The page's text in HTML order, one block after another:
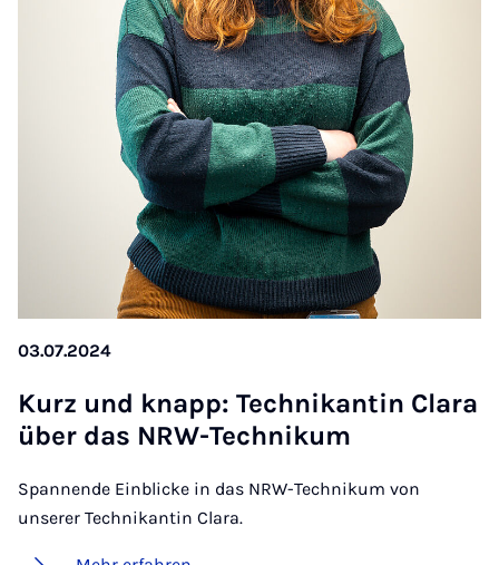
03.07.2024
Kurz und knapp: Tech­ni­kan­tin Cla­ra
über das NRW-Tech­ni­kum
Spannende Einblicke in das NRW-Technikum von
unserer Technikantin Clara.